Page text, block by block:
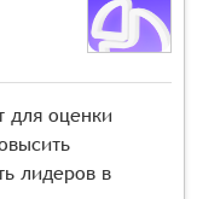
для оценки
лидеров в